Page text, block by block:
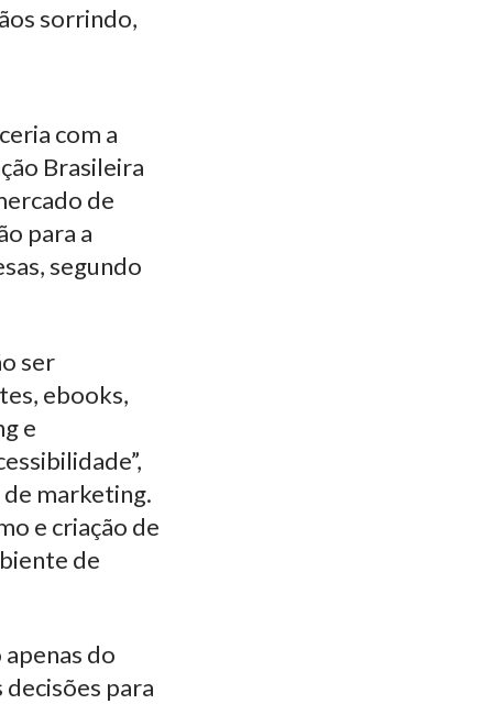
com a
Brasileira
de
para a
segundo
ser
ebooks,
e
marketing.
e criação de
de
do
para